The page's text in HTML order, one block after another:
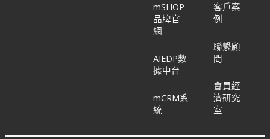
mSHOP
品牌官
網
AIEDP數
據中台
mCRM系
統
客戶案
例
聯繫顧
問
會員經
濟研究
室